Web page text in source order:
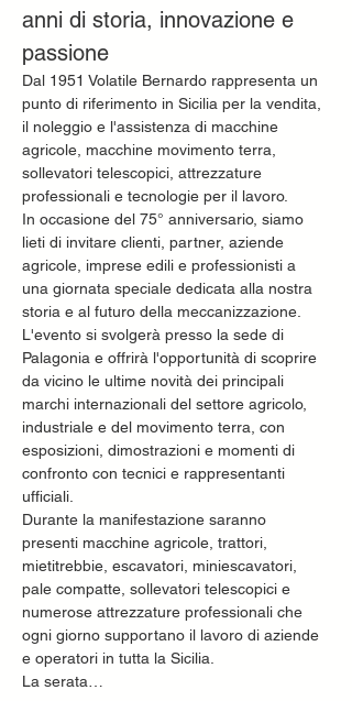
anni di storia, innovazione e
passione
Dal 1951 Volatile Bernardo rappresenta un
punto di riferimento in Sicilia per la vendita,
il noleggio e l'assistenza di macchine
agricole, macchine movimento terra,
sollevatori telescopici, attrezzature
professionali e tecnologie per il lavoro.
In occasione del 75° anniversario, siamo
lieti di invitare clienti, partner, aziende
agricole, imprese edili e professionisti a
una giornata speciale dedicata alla nostra
storia e al futuro della meccanizzazione.
L'evento si svolgerà presso la sede di
Palagonia e offrirà l'opportunità di scoprire
da vicino le ultime novità dei principali
marchi internazionali del settore agricolo,
industriale e del movimento terra, con
esposizioni, dimostrazioni e momenti di
confronto con tecnici e rappresentanti
ufficiali.
Durante la manifestazione saranno
presenti macchine agricole, trattori,
mietitrebbie, escavatori, miniescavatori,
pale compatte, sollevatori telescopici e
numerose attrezzature professionali che
ogni giorno supportano il lavoro di aziende
e operatori in tutta la Sicilia.
La serata…